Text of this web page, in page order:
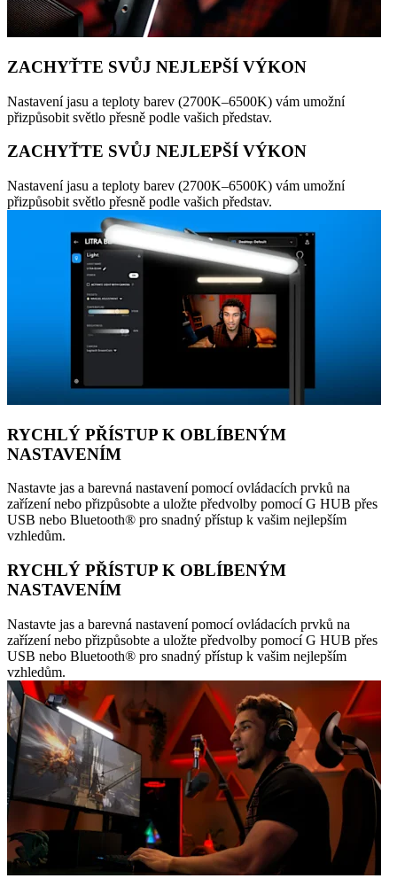
ZACHYŤTE SVŮJ NEJLEPŠÍ VÝKON
Nastavení jasu a teploty barev (2700K–6500K) vám umožní
přizpůsobit světlo přesně podle vašich představ.
ZACHYŤTE SVŮJ NEJLEPŠÍ VÝKON
Nastavení jasu a teploty barev (2700K–6500K) vám umožní
přizpůsobit světlo přesně podle vašich představ.
RYCHLÝ PŘÍSTUP K OBLÍBENÝM
NASTAVENÍM
Nastavte jas a barevná nastavení pomocí ovládacích prvků na
zařízení nebo přizpůsobte a uložte předvolby pomocí G HUB přes
USB nebo Bluetooth® pro snadný přístup k vašim nejlepším
vzhledům.
RYCHLÝ PŘÍSTUP K OBLÍBENÝM
NASTAVENÍM
Nastavte jas a barevná nastavení pomocí ovládacích prvků na
zařízení nebo přizpůsobte a uložte předvolby pomocí G HUB přes
USB nebo Bluetooth® pro snadný přístup k vašim nejlepším
vzhledům.